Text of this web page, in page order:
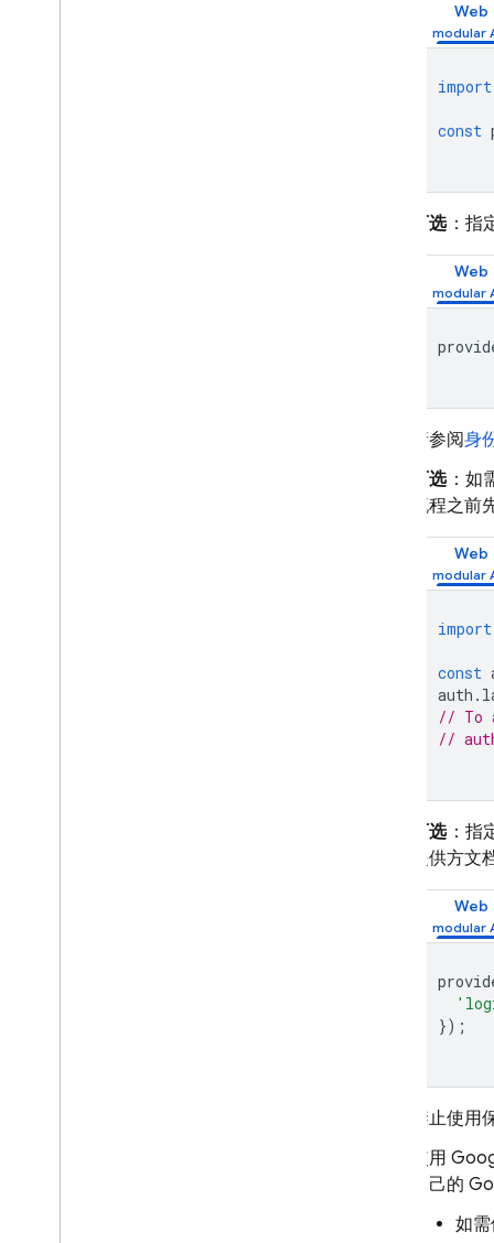
Web
import
const
可选：指
Web
请参阅身
可选：如
流程之
Web
import
const
auth .
// To
//
可选：指
提供方
Web
});
禁止使
使用
自己的
如